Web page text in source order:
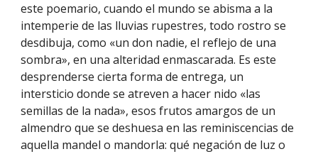
este poemario, cuando el mundo se abisma a la
intemperie de las lluvias rupestres, todo rostro se
desdibuja, como «un don nadie, el reflejo de una
sombra», en una alteridad enmascarada. Es este
desprenderse cierta forma de entrega, un
intersticio donde se atreven a hacer nido «las
semillas de la nada», esos frutos amargos de un
almendro que se deshuesa en las reminiscencias de
aquella mandel o mandorla: qué negación de luz o